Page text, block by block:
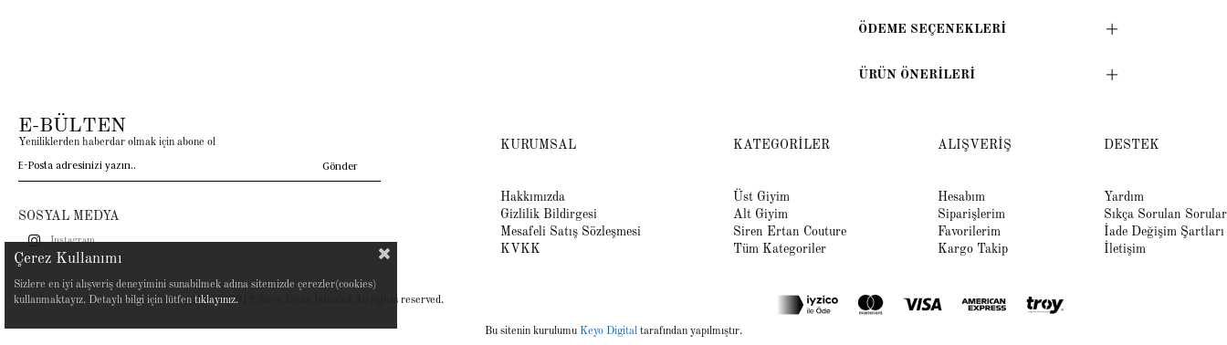
ÖDEME SEÇENEKLERI
ÜRÜN ÖNERILERI
E-BÜLTEN
Yeniliklerden haberdar olmak için abone ol
Gönder
SOSYAL MEDYA
Instagram
KURUMSAL
Hakkımızda
Gizlilik Bildirgesi
Mesafeli Satış Sözleşmesi
KVKK
KATEGORİLER
Üst Giyim
Alt Giyim
Siren Ertan Couture
Tüm Kategoriler
ALIŞVERİŞ
Hesabım
Siparişlerim
Favorilerim
Kargo Takip
DESTEK
Yardım
Sıkça Sorulan Sorular
İade Değişim Şartları
İletişim
Copyright© 2019 Siren Ertan İstanbul All rights reserved.
Bu sitenin kurulumu Keyo Digital tarafından yapılmıştır.
Çerez Kullanımı
Sizlere en iyi alışveriş deneyimini sunabilmek adına sitemizde çerezler(cookies)
kullanmaktayız. Detaylı bilgi için lütfen tıklayınız.